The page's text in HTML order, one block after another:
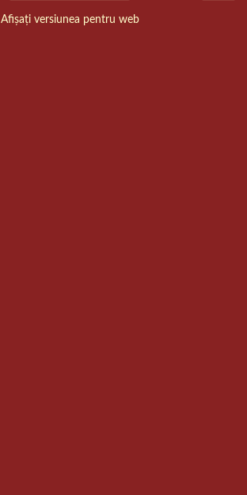
Afișați versiunea pentru web